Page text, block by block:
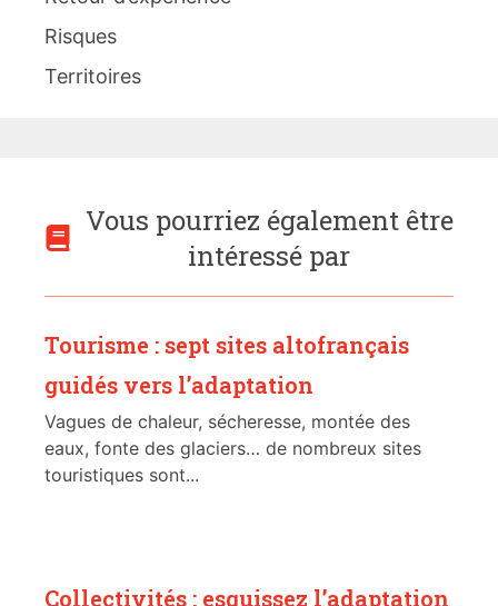
Risques
Territoires
Vous pourriez également être
intéressé par
Tourisme : sept sites altofrançais
guidés vers l’adaptation
Vagues de chaleur, sécheresse, montée des
eaux, fonte des glaciers… de nombreux sites
touristiques sont...
Collectivités : esquissez l’adaptation